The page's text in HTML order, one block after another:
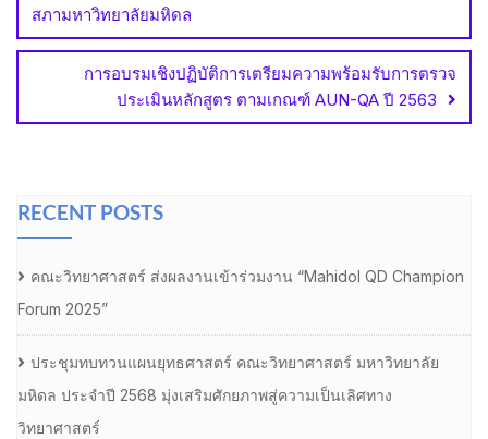
สภามหาวิทยาลัยมหิดล
การอบรมเชิงปฏิบัติการเตรียมความพร้อมรับการตรวจ
ประเมินหลักสูตร ตามเกณฑ์ AUN-QA ปี 2563
RECENT POSTS
คณะวิทยาศาสตร์ ส่งผลงานเข้าร่วมงาน “Mahidol QD Champion
Forum 2025”
ประชุมทบทวนแผนยุทธศาสตร์ คณะวิทยาศาสตร์ มหาวิทยาลัย
มหิดล ประจำปี 2568 มุ่งเสริมศักยภาพสู่ความเป็นเลิศทาง
วิทยาศาสตร์